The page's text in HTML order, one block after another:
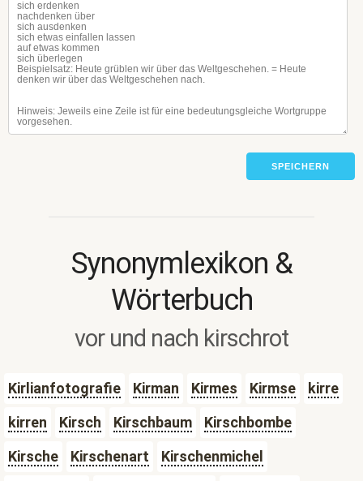
SPEICHERN
Synonymlexikon &
Wörterbuch
vor und nach kirschrot
Kirlianfotografie Kirman Kirmes Kirmse
kirre
kirren
Kirsch Kirschbaum
Kirschbombe
Kirsche
Kirschenart
Kirschenmichel